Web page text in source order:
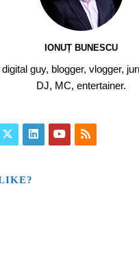
IONUȚ BUNESCU
guy, blogger, vlogger,
DJ, MC, entertainer.